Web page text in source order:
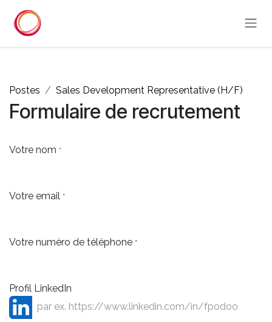
Postes Sales Development Representative (H/F)
Formulaire de recrutement
Votre nom *
Votre email *
Votre numéro de téléphone *
Profil LinkedIn